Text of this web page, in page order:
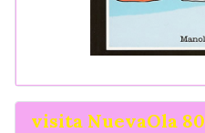
visita NuevaOla 80